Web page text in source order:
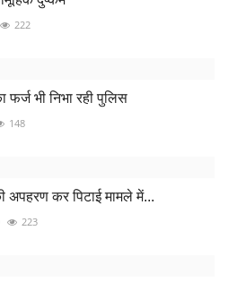
222
भी निभा रही पुलिस
148
अपहरण कर पिटाई मामले में...
223